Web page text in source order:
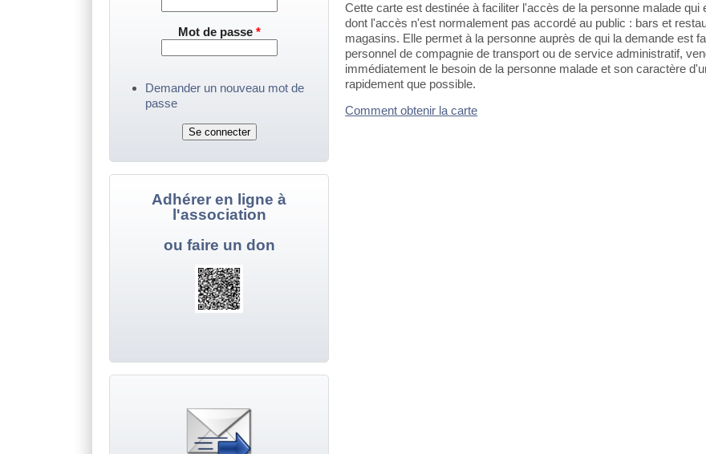
Cette carte est destinée à faciliter l'accès de la personne malade
dont l'accès n'est normalement pas accordé au public : bars et
magasins. Elle permet à la personne auprès de qui la demande est
personnel de compagnie de transport ou de service administratif,
immédiatement le besoin de la personne malade et son caractère
rapidement que possible.
Comment obtenir la carte
Mot de passe *
Demander un nouveau mot de
passe
Adhérer en ligne à
l'association
ou faire un don